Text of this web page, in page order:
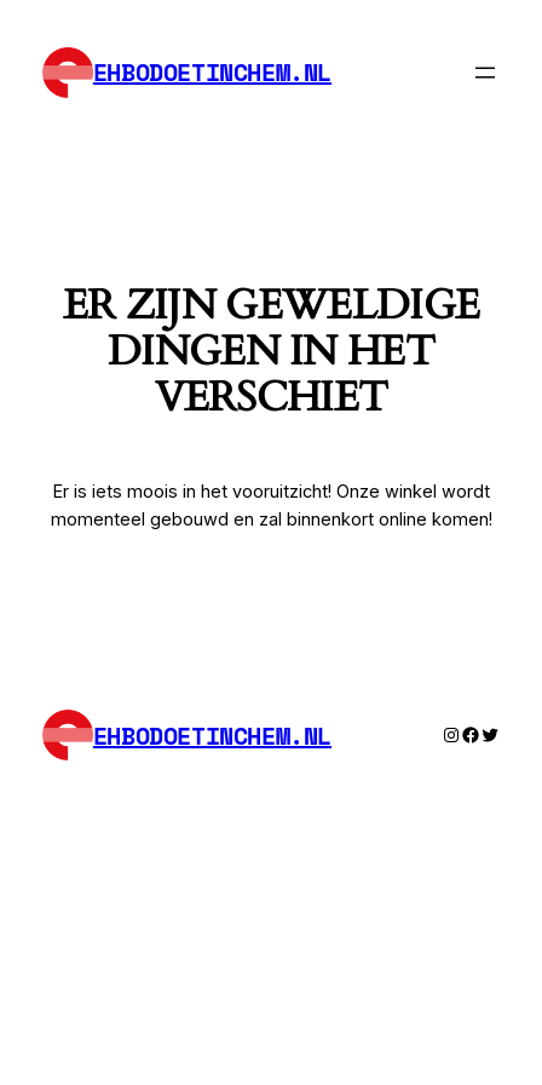
EHBODOETINCHEM.NL
ER ZIJN GEWELDIGE
DINGEN IN HET
VERSCHIET
Er is iets moois in het vooruitzicht! Onze winkel wordt
momenteel gebouwd en zal binnenkort online komen!
EHBODOETINCHEM.NL Instagram
Facebook
Twitter